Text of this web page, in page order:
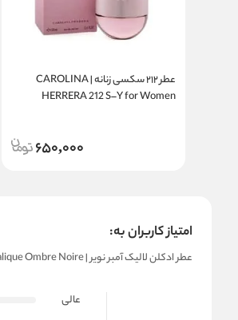
عطر ۲۱۲ سکسی زنانه | CAROLINA
HERRERA 212 S–Y for Women
650,000
امتیاز کاربران به:
عطر ادکلن لالیک آمبر نویر | Lalique Ombre Noire
عالی